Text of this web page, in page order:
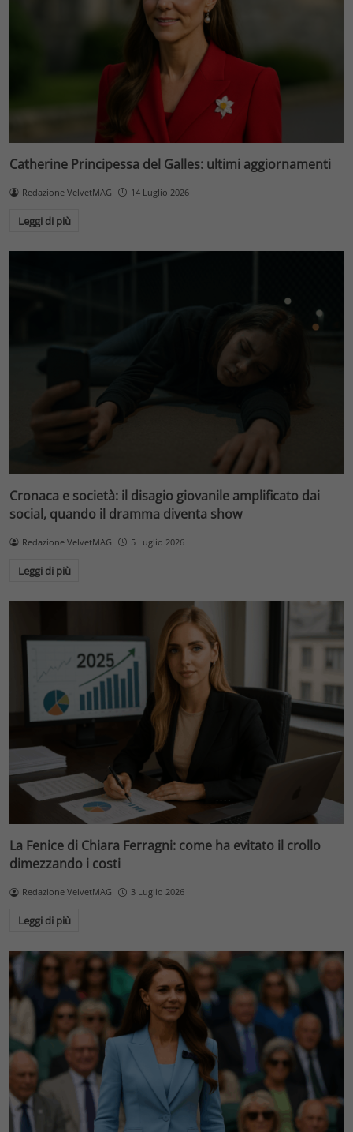
Catherine Principessa del Galles: ultimi aggiornamenti
Redazione VelvetMAG 14 Luglio 2026
Leggi di più
Cronaca e società: il disagio giovanile amplificato dai
social, quando il dramma diventa show
Redazione VelvetMAG 5 Luglio 2026
Leggi di più
La Fenice di Chiara Ferragni: come ha evitato il crollo
dimezzando i costi
Redazione VelvetMAG 3 Luglio 2026
Leggi di più